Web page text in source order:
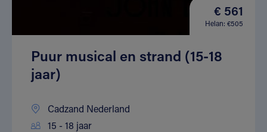
€ 561
Helan: €505
Puur musical en strand (15-18
jaar)
Cadzand Nederland
15 - 18 jaar